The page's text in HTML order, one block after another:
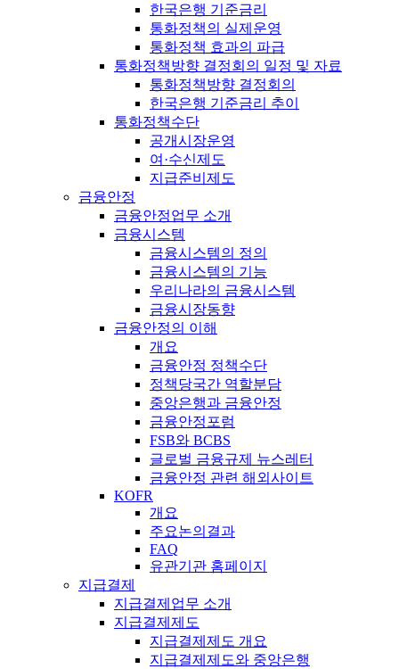
한국은행 기준금리
통화정책의 실제운영
통화정책 효과의 파급
통화정책방향 결정회의 일정 및 자료
통화정책방향 결정회의
한국은행 기준금리 추이
통화정책수단
공개시장운영
여·수신제도
지급준비제도
금융안정
금융안정업무 소개
금융시스템
금융시스템의 정의
금융시스템의 기능
우리나라의 금융시스템
금융시장동향
금융안정의 이해
개요
금융안정 정책수단
정책당국간 역할분담
중앙은행과 금융안정
금융안정포럼
FSB와 BCBS
글로벌 금융규제 뉴스레터
금융안정 관련 해외사이트
KOFR
개요
주요논의결과
FAQ
유관기관 홈페이지
지급결제
지급결제업무 소개
지급결제제도
지급결제제도 개요
지급결제제도와 중앙은행